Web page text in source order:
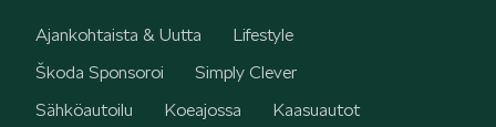
Ajankohtaista & Uutta
Lifestyle
Škoda Sponsoroi
Simply Clever
Sähköautoilu
Koeajossa
Kaasuautot